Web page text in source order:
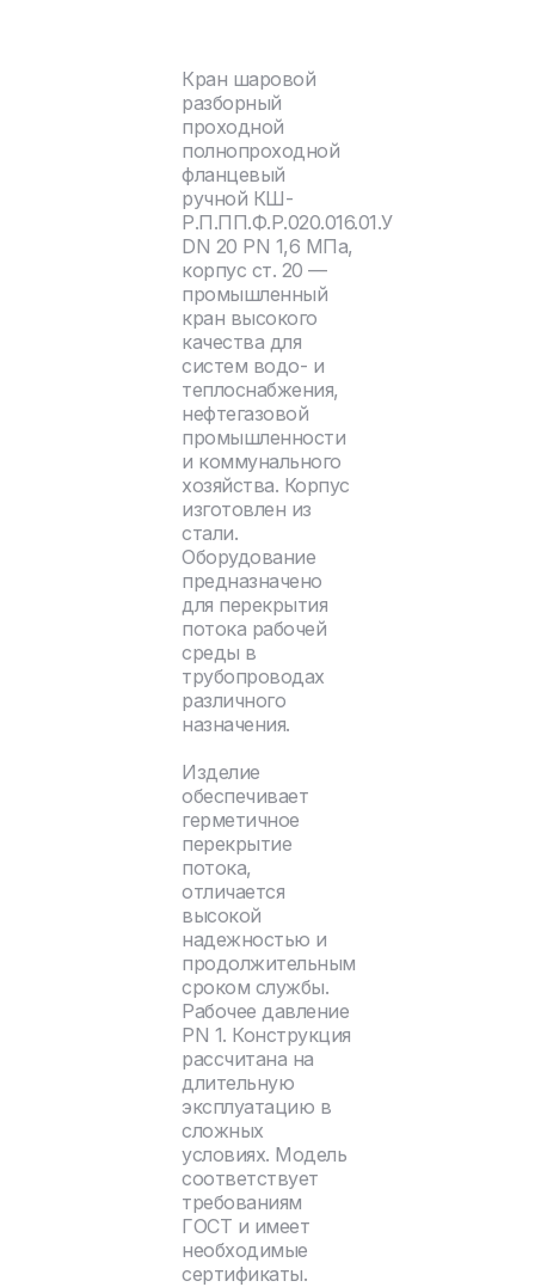
Кран шаровой
разборный
проходной
полнопроходной
фланцевый
ручной КШ-
Р.П.ПП.Ф.Р.020.016.01.У
DN 20 PN 1,6 МПа,
корпус ст. 20 —
промышленный
кран высокого
качества для
систем водо- и
теплоснабжения,
нефтегазовой
промышленности
и коммунального
хозяйства. Корпус
изготовлен из
стали.
Оборудование
предназначено
для перекрытия
потока рабочей
среды в
трубопроводах
различного
назначения.
Изделие
обеспечивает
герметичное
перекрытие
потока,
отличается
высокой
надежностью и
продолжительным
сроком службы.
Рабочее давление
PN 1. Конструкция
рассчитана на
длительную
эксплуатацию в
сложных
условиях. Модель
соответствует
требованиям
ГОСТ и имеет
необходимые
сертификаты.